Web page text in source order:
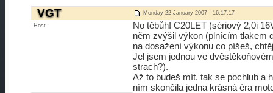
VGT Monday 22 January 2007 - 16:17:17
Host
No těbůh! C20LET (sériový 2,0i
něm zvýšil výkon (plnícím tlakem
na dosažení výkonu co píšeš,
Jel jsem jednou ve
strach?).
Až to budeš mít, tak se pochlub a
ním skončila jedna krásná éra